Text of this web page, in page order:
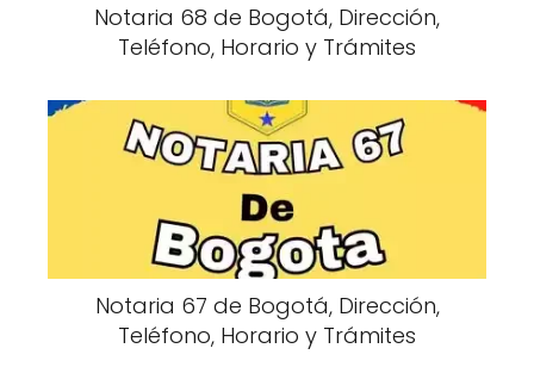
Notaria 68 de Bogotá, Dirección,
Teléfono, Horario y Trámites
Notaria 67 de Bogotá, Dirección,
Teléfono, Horario y Trámites